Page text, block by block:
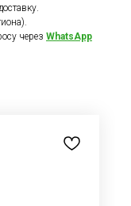
через WhatsApp